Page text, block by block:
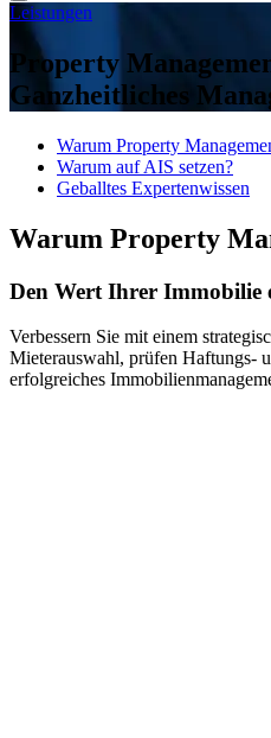
Leistungen
Property
Ganzheitliches
Warum Property
Warum auf AIS setzen?
Geballtes Expertenwissen
Warum Property
Den Wert Ihrer Immobilie
Verbessern Sie mit einem
Mieterauswahl, prüfen Haftungs-
erfolgreiches